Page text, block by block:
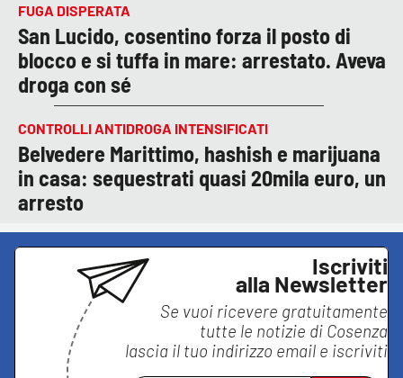
FUGA DISPERATA
San Lucido, cosentino forza il posto di
blocco e si tuffa in mare: arrestato. Aveva
droga con sé
CONTROLLI ANTIDROGA INTENSIFICATI
Belvedere Marittimo, hashish e marijuana
in casa: sequestrati quasi 20mila euro, un
arresto
Iscriviti
alla Newsletter
Se vuoi ricevere gratuitamente
tutte le notizie di Cosenza
lascia il tuo indirizzo email e iscriviti